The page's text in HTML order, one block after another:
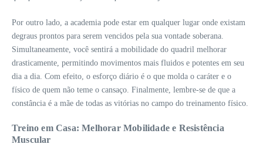
Por outro lado, a academia pode estar em qualquer lugar onde existam
degraus prontos para serem vencidos pela sua vontade soberana.
Simultaneamente, você sentirá a mobilidade do quadril melhorar
drasticamente, permitindo movimentos mais fluidos e potentes em seu
dia a dia. Com efeito, o esforço diário é o que molda o caráter e o
físico de quem não teme o cansaço. Finalmente, lembre-se de que a
constância é a mãe de todas as vitórias no campo do treinamento físico.
Treino em Casa: Melhorar Mobilidade e Resistência
Muscular